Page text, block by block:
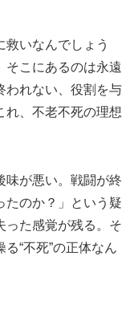
救いなんでしょう
そこにあるのは永遠
われない、役割を与
れ、不老不死の理想
味が悪い。戦闘が終
たのか？」という疑
った感覚が残る。そ
“不死”の正体なん